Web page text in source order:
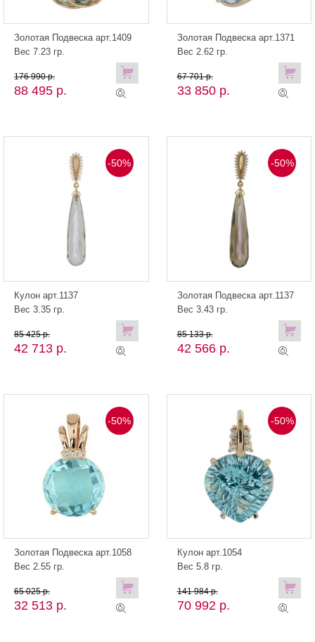
Золотая Подвеска арт.1409
Вес 7.23 гр.
88 495 р.
176 990 р.
Золотая Подвеска арт.1371
Вес 2.62 гр.
33 850 р.
67 701 р.
-50%
Кулон арт.1137
Вес 3.35 гр.
42 713 р.
85 425 р.
-50%
Золотая Подвеска арт.1137
Вес 3.43 гр.
42 566 р.
85 133 р.
-50%
Золотая Подвеска арт.1058
Вес 2.55 гр.
32 513 р.
65 025 р.
-50%
Кулон арт.1054
Вес 5.8 гр.
70 992 р.
141 984 р.